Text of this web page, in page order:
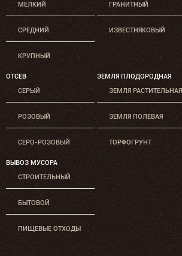
МЕЛКИЙ
СРЕДНИЙ
КРУПНЫЙ
ГРАНИТНЫЙ
ИЗВЕСТНЯКОВЫЙ
ОТСЕВ
СЕРЫЙ
РОЗОВЫЙ
СЕРО-РОЗОВЫЙ
ЗЕМЛЯ ПЛОДОРОДНАЯ
ЗЕМЛЯ РАСТИТЕЛЬНАЯ
ЗЕМЛЯ ПОЛЕВАЯ
ТОРФОГРУНТ
ВЫВОЗ МУСОРА
СТРОИТЕЛЬНЫЙ
БЫТОВОЙ
ПИЩЕВЫЕ ОТХОДЫ